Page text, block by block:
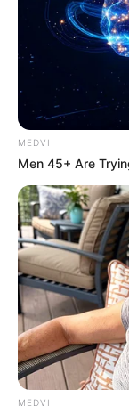
MEDVI
Men 45+ Are
MEDVI